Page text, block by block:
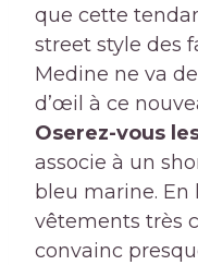
que cette
street style des
Medine ne va
d’œil à ce
Oserez-vous
associe à un
bleu marine. En
vêtements très
convainc